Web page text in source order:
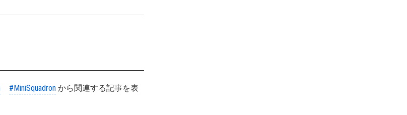
#MiniSquadron から関連する記事を表